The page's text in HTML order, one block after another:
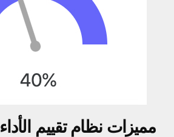
مميزات نظام تقييم الأداء